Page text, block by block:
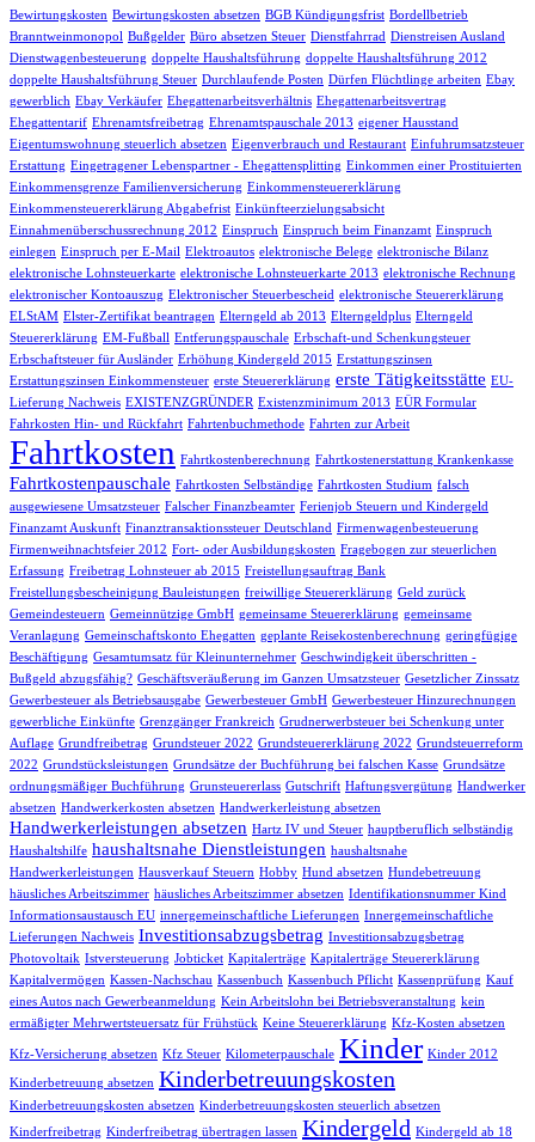
Bewirtungskosten Bewirtungskosten absetzen BGB Kündigungsfrist Bordellbetrieb
Branntweinmonopol Bußgelder Büro absetzen Steuer Dienstfahrrad Dienstreisen Ausland
Dienstwagenbesteuerung doppelte Haushaltsführung doppelte Haushaltsführung 2012
doppelte Haushaltsführung Steuer Durchlaufende Posten Dürfen Flüchtlinge arbeiten Ebay
gewerblich Ebay Verkäufer Ehegattenarbeitsverhältnis Ehegattenarbeitsvertrag
Ehegattentarif Ehrenamtsfreibetrag Ehrenamtspauschale 2013 eigener Hausstand
Eigentumswohnung steuerlich absetzen Eigenverbrauch und Restaurant Einfuhrumsatzsteuer
Erstattung Eingetragener Lebenspartner - Ehegattensplitting Einkommen einer Prostituierten
Einkommensgrenze Familienversicherung Einkommensteuererklärung
Einkommensteuererklärung Abgabefrist Einkünfteerzielungsabsicht
Einnahmenüberschussrechnung 2012 Einspruch Einspruch beim Finanzamt Einspruch
einlegen Einspruch per E-Mail Elektroautos elektronische Belege elektronische Bilanz
elektronische Lohnsteuerkarte elektronische Lohnsteuerkarte 2013 elektronische Rechnung
elektronischer Kontoauszug Elektronischer Steuerbescheid elektronische Steuererklärung
ELStAM Elster-Zertifikat beantragen Elterngeld ab 2013 Elterngeldplus Elterngeld
Steuererklärung EM-Fußball Entferungspauschale Erbschaft-und Schenkungsteuer
Erbschaftsteuer für Ausländer Erhöhung Kindergeld 2015 Erstattungszinsen
Erstattungszinsen Einkommensteuer erste Steuererklärung erste Tätigkeitsstätte EU-
Lieferung Nachweis EXISTENZGRÜNDER Existenzminimum 2013 EÜR Formular
Fahrkosten Hin- und Rückfahrt Fahrtenbuchmethode Fahrten zur Arbeit
Fahrtkosten Fahrtkostenberechnung Fahrtkostenerstattung Krankenkasse
Fahrtkostenpauschale Fahrtkosten Selbständige Fahrtkosten Studium falsch
ausgewiesene Umsatzsteuer Falscher Finanzbeamter Ferienjob Steuern und Kindergeld
Finanzamt Auskunft Finanztransaktionssteuer Deutschland Firmenwagenbesteuerung
Firmenweihnachtsfeier 2012 Fort- oder Ausbildungskosten Fragebogen zur steuerlichen
Erfassung Freibetrag Lohnsteuer ab 2015 Freistellungsauftrag Bank
Freistellungsbescheinigung Bauleistungen freiwillige Steuererklärung Geld zurück
Gemeindesteuern Gemeinnützige GmbH gemeinsame Steuererklärung gemeinsame
Veranlagung Gemeinschaftskonto Ehegatten geplante Reisekostenberechnung geringfügige
Beschäftigung Gesamtumsatz für Kleinunternehmer Geschwindigkeit überschritten -
Bußgeld abzugsfähig? Geschäftsveräußerung im Ganzen Umsatzsteuer Gesetzlicher Zinssatz
Gewerbesteuer als Betriebsausgabe Gewerbesteuer GmbH Gewerbesteuer Hinzurechnungen
gewerbliche Einkünfte Grenzgänger Frankreich Grudnerwerbsteuer bei Schenkung unter
Auflage Grundfreibetrag Grundsteuer 2022 Grundsteuererklärung 2022 Grundsteuerreform
2022 Grundstücksleistungen Grundsätze der Buchführung bei falschen Kasse Grundsätze
ordnungsmäßiger Buchführung Grunsteuererlass Gutschrift Haftungsvergütung Handwerker
absetzen Handwerkerkosten absetzen Handwerkerleistung absetzen
Handwerkerleistungen absetzen Hartz IV und Steuer hauptberuflich selbständig
Haushaltshilfe haushaltsnahe Dienstleistungen haushaltsnahe
Handwerkerleistungen Hausverkauf Steuern Hobby Hund absetzen Hundebetreuung
häusliches Arbeitszimmer häusliches Arbeitszimmer absetzen Identifikationsnummer Kind
Informationsaustausch EU innergemeinschaftliche Lieferungen Innergemeinschaftliche
Lieferungen Nachweis Investitionsabzugsbetrag Investitionsabzugsbetrag
Photovoltaik Istversteuerung Jobticket Kapitalerträge Kapitalerträge Steuererklärung
Kapitalvermögen Kassen-Nachschau Kassenbuch Kassenbuch Pflicht Kassenprüfung Kauf
eines Autos nach Gewerbeanmeldung Kein Arbeitslohn bei Betriebsveranstaltung kein
ermäßigter Mehrwertsteuersatz für Frühstück Keine Steuererklärung Kfz-Kosten absetzen
Kfz-Versicherung absetzen Kfz Steuer Kilometerpauschale Kinder Kinder 2012
Kinderbetreuung absetzen Kinderbetreuungskosten
Kinderbetreuungskosten absetzen Kinderbetreuungskosten steuerlich absetzen
Kinderfreibetrag Kinderfreibetrag übertragen lassen Kindergeld Kindergeld ab 18